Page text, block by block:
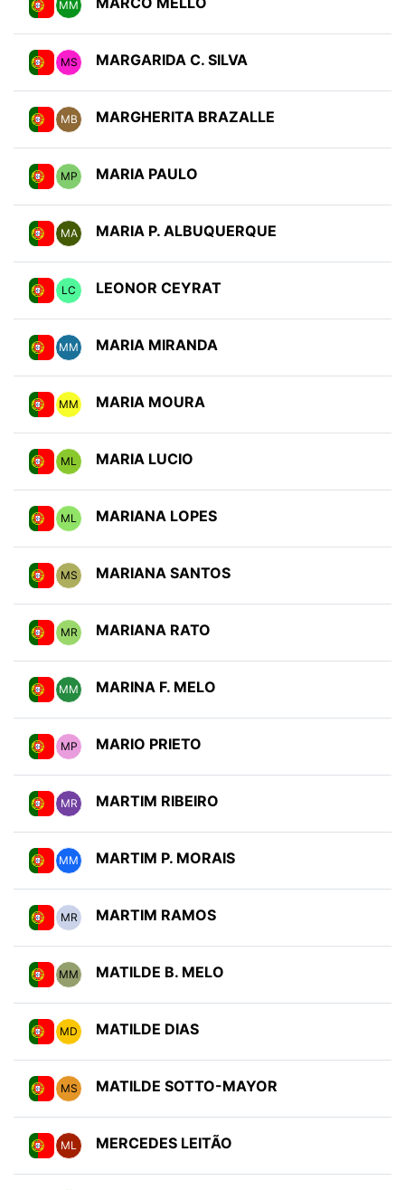
MM
MS MARGARIDA C. SILVA
MB MARGHERITA BRAZALLE
MP MARIA PAULO
MA MARIA P. ALBUQUERQUE
LC LEONOR CEYRAT
MM MARIA MIRANDA
MM MARIA MOURA
ML MARIA LUCIO
ML MARIANA LOPES
MS MARIANA SANTOS
MR MARIANA RATO
MM MARINA F. MELO
MP MARIO PRIETO
MR MARTIM RIBEIRO
MM MARTIM P. MORAIS
MR MARTIM RAMOS
MM MATILDE B. MELO
MD MATILDE DIAS
MS MATILDE SOTTO-MAYOR
ML MERCEDES LEITÃO